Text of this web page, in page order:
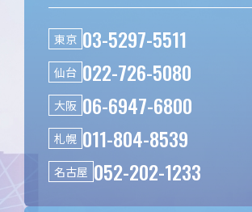
東京 03-5297-5511
仙台 022-726-5080
大阪 06-6947-6800
札幌 011-804-8539
名古屋 052-202-1233